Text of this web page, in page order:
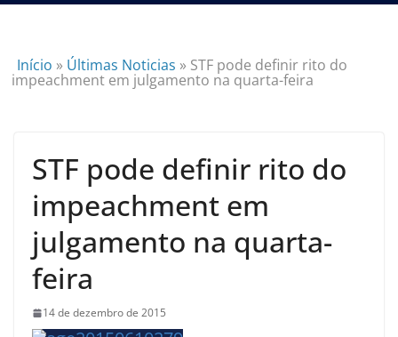
Início » Últimas Noticias » STF pode definir rito do
impeachment em julgamento na quarta-feira
STF pode definir rito do
impeachment em
julgamento na quarta-
feira
14 de dezembro de 2015